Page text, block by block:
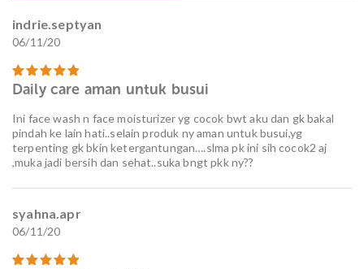
indrie.septyan
06/11/20
Dinilai5
dari 5
Daily care aman untuk busui
Ini face wash n face moisturizer yg cocok bwt aku dan gk bakal
pindah ke lain hati..selain produk ny aman untuk busui,yg
terpenting gk bkin ketergantungan….slma pk ini sih cocok2 aj
,muka jadi bersih dan sehat..suka bngt pkk ny??
syahna.apr
06/11/20